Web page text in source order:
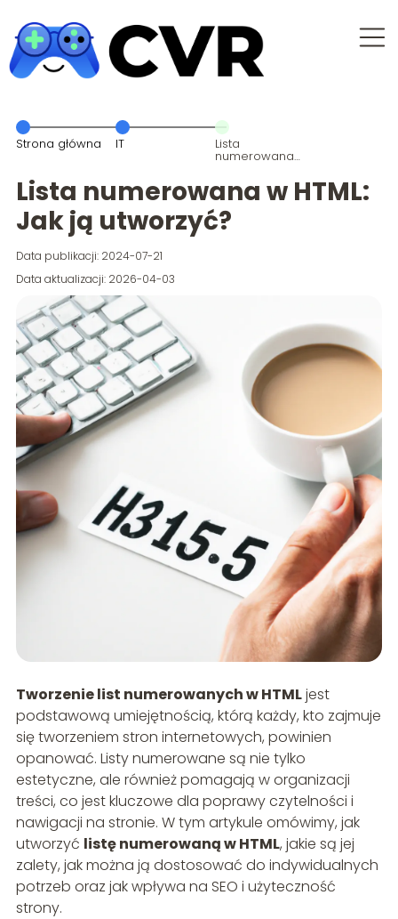
Strona główna IT Lista
numerowana
Lista numerowana w HTML:
Jak ją utworzyć?
Data publikacji: 2024-07-21
Data aktualizacji: 2026-04-03
Tworzenie list numerowanych w HTMLjest
podstawową umiejętnością, którą każdy, kto zajmuje
się tworzeniem stron internetowych, powinien
opanować. Listy numerowane są nie tylko
estetyczne, ale również pomagają w organizacji
treści, co jest kluczowe dla poprawy czytelności i
nawigacji na stronie. W tym artykule omówimy, jak
utworzyć listę numerowaną w HTML, jakie są jej
zalety, jak można ją dostosować do indywidualnych
potrzeb oraz jak wpływa na SEO i użyteczność
strony.